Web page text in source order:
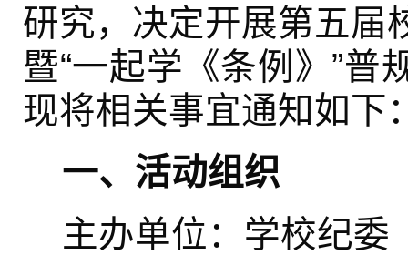
研究，决定开展第五届
暨“一起学《条例》”普
现将相关事宜通知如下
一、活动组织
主办单位：学校纪委